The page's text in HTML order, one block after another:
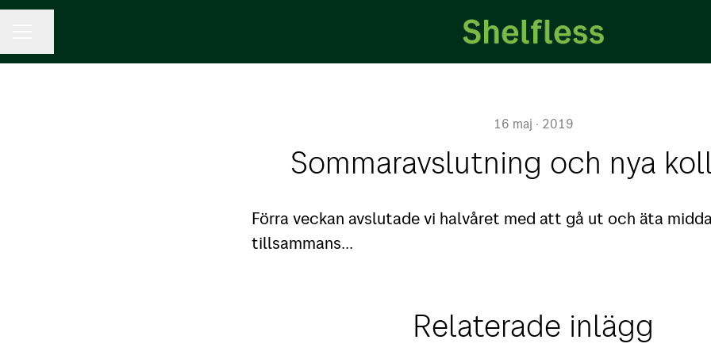
16 maj · 2019
Sommaravslutning och nya
Förra veckan avslutade vi halvåret med att gå ut och äta
tillsammans...
Relaterade inlägg